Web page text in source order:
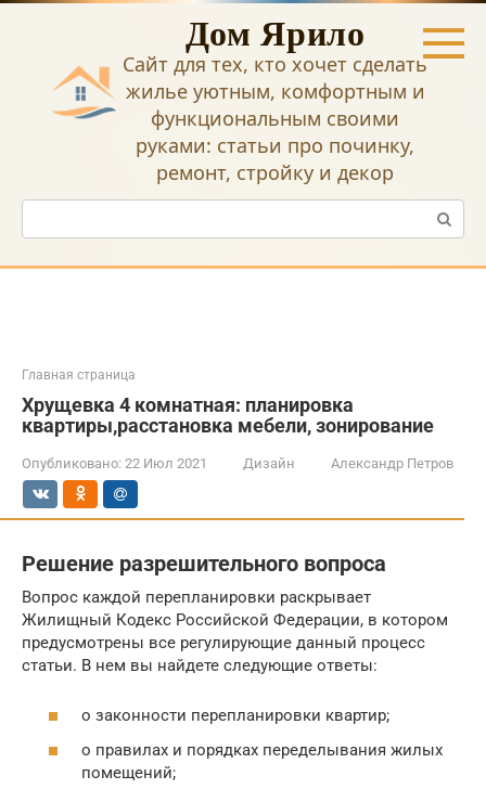
Перейти
Дом Ярило
Сайт для тех, кто хочет сделать
жилье уютным, комфортным и
функциональным своими
руками: статьи про починку,
ремонт, стройку и декор
Поиск:
Главная страница
Хрущевка 4 комнатная: планировка
квартиры,расстановка мебели, зонирование
Опубликовано: 22 Июл 2021 Дизайн Александр Петров
Решение разрешительного вопроса
Вопрос каждой перепланировки раскрывает
Жилищный Кодекс Российской Федерации, в котором
предусмотрены все регулирующие данный процесс
статьи. В нем вы найдете следующие ответы:
о законности перепланировки квартир;
о правилах и порядках переделывания жилых
помещений;